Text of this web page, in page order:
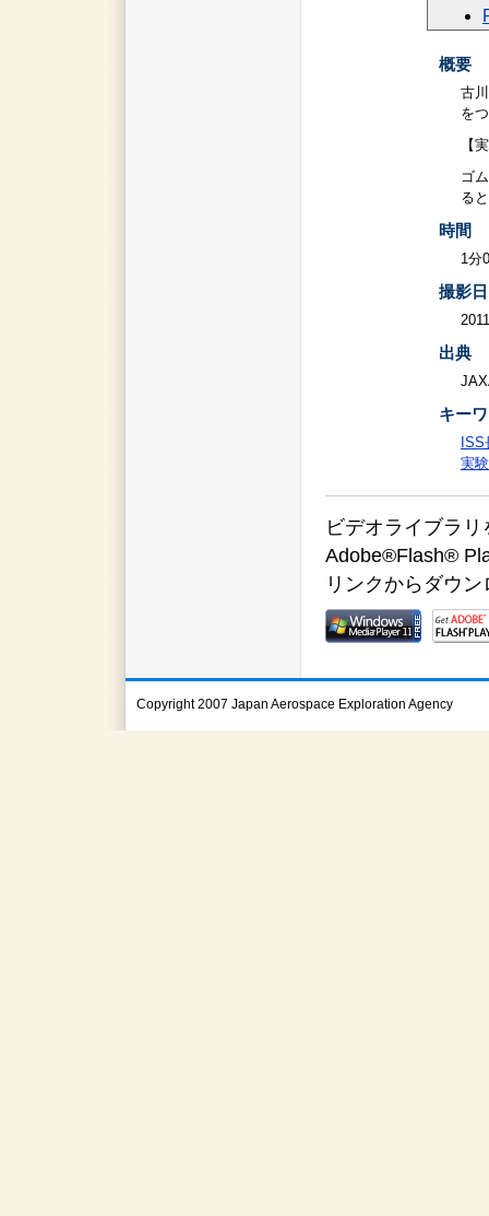
概要
古
を
【
ゴ
る
時間
1分
撮影日
出典
キー
実験
ビデオライブラ
Adobe®Flash®
リンクからダウ
Copyright 2007 Japan Aerospace Exploration Agency